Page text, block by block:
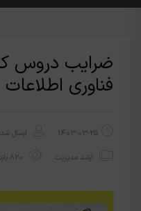
ضرایب دروس
فناوری اطلاعات
1403-03-25 ارسال
ارشد مدیریت